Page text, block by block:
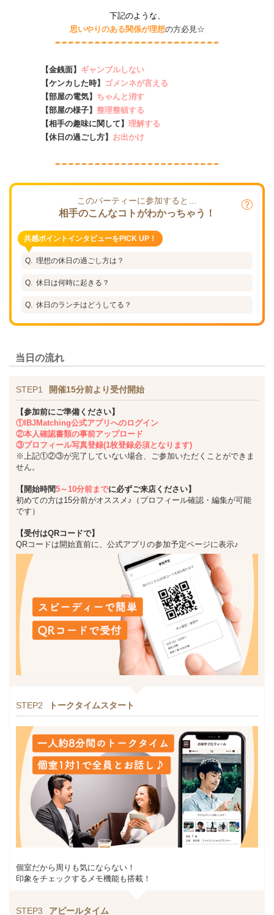
下記のような、
思いやりのある関係が理想の方必見☆
【金銭面】 ギャンブルしない
【ケンカした時】
ゴメンネが言える
【部屋の電気】 ちゃんと消す
【部屋の様子】 整理整頓する
【相手の趣味に関して】 理解する
【休日の過ごし方】 お出かけ
このパーティーに参加すると…
相手のこんなコトがわかっちゃう！
共感ポイントインタビューをPICK UP！
理想の休日の過ごし方は？
休日は何時に起きる？
休日のランチはどうしてる？
当日の流れ
STEP1 開催15分前より受付開始
【参加前にご準備ください】
①IBJMatching公式アプリへのログイン
②本人確認書類の事前アップロード
③プロフィール写真登録(1枚登録必須となります)
※上記①②③が完了していない場合、ご参加いただくことができま
せん。
【開始時間5～10分前までに必ずご来店ください】
初めての方は15分前がオススメ♪（プロフィール確認・編集が可能
です）
【受付はQRコードで】
QRコードは開始直前に、公式アプリの参加予定ページに表示♪
STEP2 トークタイムスタート
個室だから周りも気にならない！
印象をチェックするメモ機能も搭載！
STEP3 アピールタイム